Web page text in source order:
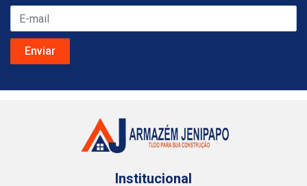
Institucional